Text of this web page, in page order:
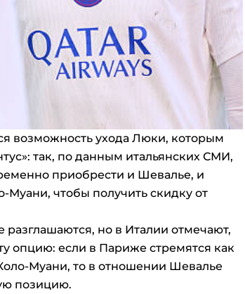
возможность ухода Люки, которым
так, по данным итальянских СМИ,
приобрести и Шевалье, и
Муани, чтобы получить скидку от
но в Италии отмечают,
опцию: если в Париже стремятся как
Муани, то в отношении Шевалье
позицию.